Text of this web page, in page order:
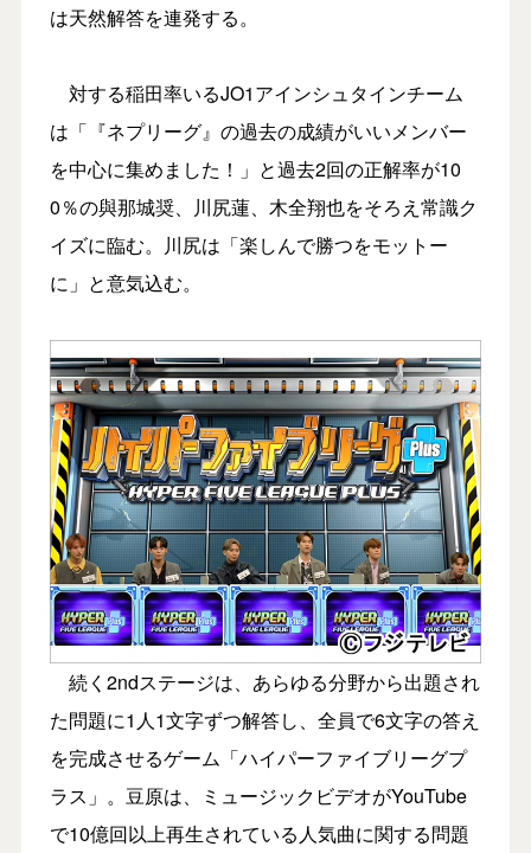
は天然解答を連発する。
対する稲田率いるJO1アインシュタインチーム
は「『ネプリーグ』の過去の成績がいいメンバー
を中心に集めました！」と過去2回の正解率が10
0％の與那城奨、川尻蓮、木全翔也をそろえ常識ク
イズに臨む。川尻は「楽しんで勝つをモットー
に」と意気込む。
続く2ndステージは、あらゆる分野から出題され
た問題に1人1文字ずつ解答し、全員で6文字の答え
を完成させるゲーム「ハイパーファイブリーグプ
ラス」。豆原は、ミュージックビデオがYouTube
で10億回以上再生されている人気曲に関する問題